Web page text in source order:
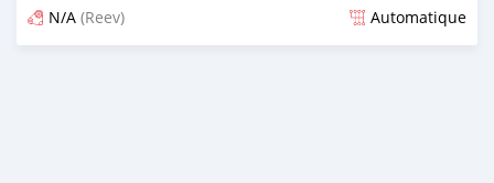
N/A (Reev) Automatique